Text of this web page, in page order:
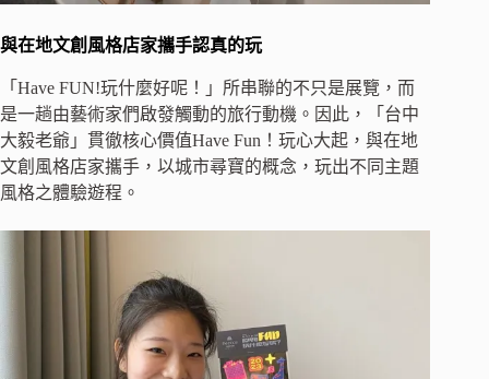
與在地文創風格店家攜手認真的玩
「Have FUN!玩什麼好呢！」所串聯的不只是展覽，而
是一趟由藝術家們啟發觸動的旅行動機。因此，「台中
大毅老爺」貫徹核心價值Have Fun！玩心大起，與在地
文創風格店家攜手，以城市尋寶的概念，玩出不同主題
風格之體驗遊程。